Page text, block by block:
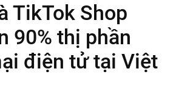
TikTok Shop
90% thị phần
điện tử tại Việt